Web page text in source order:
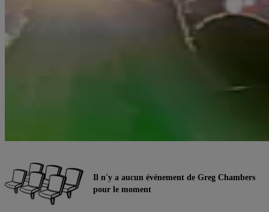
Il n'y a aucun événement de Greg Chambers
pour le moment